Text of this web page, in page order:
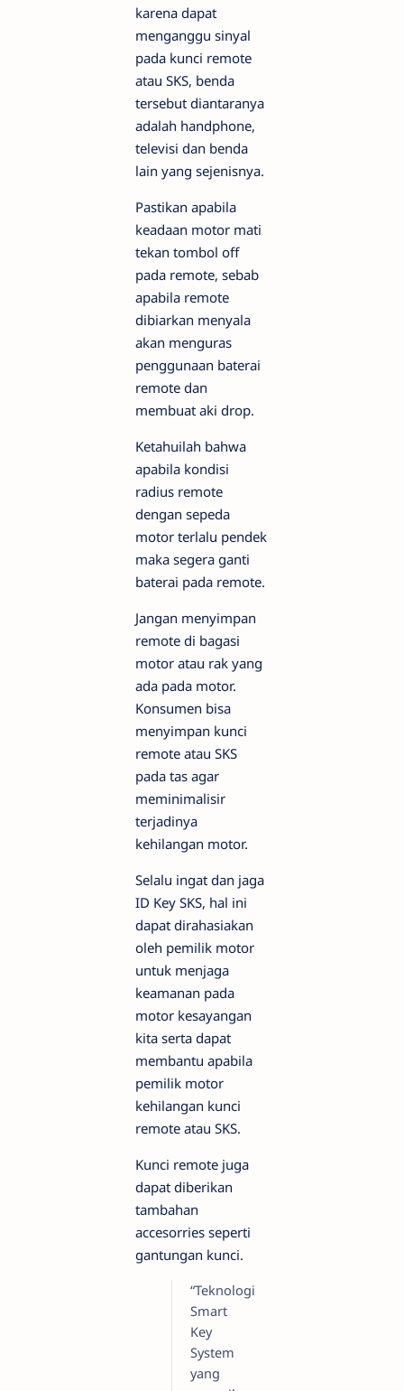
karena dapat
menganggu sinyal
pada kunci remote
atau SKS, benda
tersebut diantaranya
adalah handphone,
televisi dan benda
lain yang sejenisnya.
Pastikan apabila
keadaan motor mati
tekan tombol off
pada remote, sebab
apabila remote
dibiarkan menyala
akan menguras
penggunaan baterai
remote dan
membuat aki drop.
Ketahuilah bahwa
apabila kondisi
radius remote
dengan sepeda
motor terlalu pendek
maka segera ganti
baterai pada remote.
Jangan menyimpan
remote di bagasi
motor atau rak yang
ada pada motor.
Konsumen bisa
menyimpan kunci
remote atau SKS
pada tas agar
meminimalisir
terjadinya
kehilangan motor.
Selalu ingat dan jaga
ID Key SKS, hal ini
dapat dirahasiakan
oleh pemilik motor
untuk menjaga
keamanan pada
motor kesayangan
kita serta dapat
membantu apabila
pemilik motor
kehilangan kunci
remote atau SKS.
Kunci remote juga
dapat diberikan
tambahan
accesorries seperti
gantungan kunci.
“Teknologi
Smart
Key
System
yang